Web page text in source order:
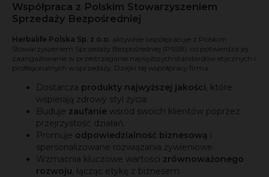
Współpraca z Polskim Stowarzyszeniem
Sprzedaży Bezpośredniej
Herbalife Polska Sp. z o.o. aktywnie współpracuje z Polskim
Stowarzyszeniem Sprzedaży Bezpośredniej (PSSB), co potwierdza jej
zaangażowanie w przestrzeganie najwyższych standardów etycznych i
profesjonalnych w sprzedaży. Dzięki tej współpracy firma:
Dostarcza produkty najwyższej jakości, które
wspierają zdrowy styl życia.
Buduje zaufanie wśród swoich klientów poprzez
przejrzystość działań.
Promuje odpowiedzialność biznesową i
spersonalizowane rozwiązania żywieniowe.
Wzmacnia kluczowe wartości zrównoważonego
rozwoju, łącząc etykę z biznesem.